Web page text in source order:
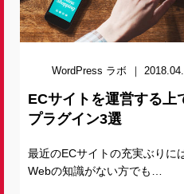
WordPress ラボ
ECサイトを運営する
プラグイン3選
最近のECサイトの充実ぶりに
Webの知識がない方でも…